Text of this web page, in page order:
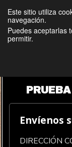
Envíenos
DIRECCIÓN
Este sitio utiliza
navegación.
Puedes aceptarlas
permitir.